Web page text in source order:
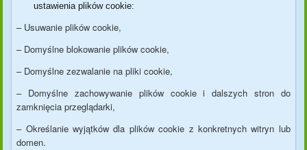
ustawienia plików cookie:
– Usuwanie plików cookie,
– Domyślne blokowanie plików cookie,
– Domyślne zezwalanie na pliki cookie,
– Domyślne zachowywanie plików cookie i dalszych stron do
zamknięcia przeglądarki,
– Określanie wyjątków dla plików cookie z konkretnych witryn lub
domen.